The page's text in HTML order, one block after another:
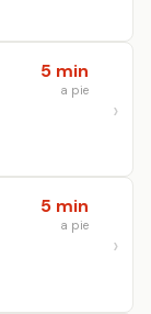
5 min
a pie
5 min
a pie